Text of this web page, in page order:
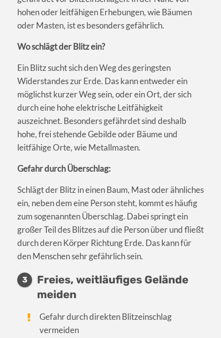
hohen oder leitfähigen Erhebungen, wie Bäumen
oder Masten, ist es besonders gefährlich.
Wo schlägt der Blitz ein?
Ein Blitz sucht sich den Weg des geringsten
Widerstandes zur Erde. Das kann entweder ein
möglichst kurzer Weg sein, oder ein Ort, der sich
durch eine hohe elektrische Leitfähigkeit
auszeichnet. Besonders gefährdet sind deshalb
hohe, frei stehende Gebilde oder Bäume und
leitfähige Orte, wie Metallmasten.
Gefahr durch Überschlag:
Schlägt der Blitz in einen Baum, Mast oder ähnliches
ein, neben dem eine Person steht, kommt es häufig
zum sogenannten Überschlag. Dabei springt ein
großer Teil des Blitzes auf die Person über und fließt
durch deren Körper Richtung Erde. Das kann für
den Menschen sehr gefährlich sein.
3
Freies, weitläufiges Gelände
meiden
Gefahr durch direkten Blitzeinschlag
vermeiden